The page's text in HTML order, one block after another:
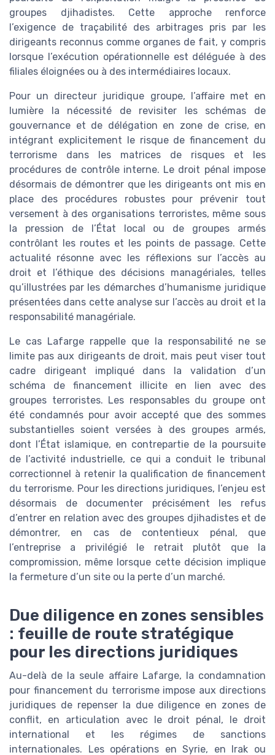
groupes djihadistes. Cette approche renforce
l’exigence de traçabilité des arbitrages pris par les
dirigeants reconnus comme organes de fait, y compris
lorsque l’exécution opérationnelle est déléguée à des
filiales éloignées ou à des intermédiaires locaux.
Pour un directeur juridique groupe, l’affaire met en
lumière la nécessité de revisiter les schémas de
gouvernance et de délégation en zone de crise, en
intégrant explicitement le risque de financement du
terrorisme dans les matrices de risques et les
procédures de contrôle interne. Le droit pénal impose
désormais de démontrer que les dirigeants ont mis en
place des procédures robustes pour prévenir tout
versement à des organisations terroristes, même sous
la pression de l’État local ou de groupes armés
contrôlant les routes et les points de passage. Cette
actualité résonne avec les réflexions sur l’accès au
droit et l’éthique des décisions managériales, telles
qu’illustrées par les démarches d’humanisme juridique
présentées dans cette analyse sur l’accès au droit et la
responsabilité managériale.
Le cas Lafarge rappelle que la responsabilité ne se
limite pas aux dirigeants de droit, mais peut viser tout
cadre dirigeant impliqué dans la validation d’un
schéma de financement illicite en lien avec des
groupes terroristes. Les responsables du groupe ont
été condamnés pour avoir accepté que des sommes
substantielles soient versées à des groupes armés,
dont l’État islamique, en contrepartie de la poursuite
de l’activité industrielle, ce qui a conduit le tribunal
correctionnel à retenir la qualification de financement
du terrorisme. Pour les directions juridiques, l’enjeu est
désormais de documenter précisément les refus
d’entrer en relation avec des groupes djihadistes et de
démontrer, en cas de contentieux pénal, que
l’entreprise a privilégié le retrait plutôt que la
compromission, même lorsque cette décision implique
la fermeture d’un site ou la perte d’un marché.
Due diligence en zones sensibles
: feuille de route stratégique
pour les directions juridiques
Au-delà de la seule affaire Lafarge, la condamnation
pour financement du terrorisme impose aux directions
juridiques de repenser la due diligence en zones de
conflit, en articulation avec le droit pénal, le droit
international et les régimes de sanctions
internationales. Les opérations en Syrie, en Irak ou